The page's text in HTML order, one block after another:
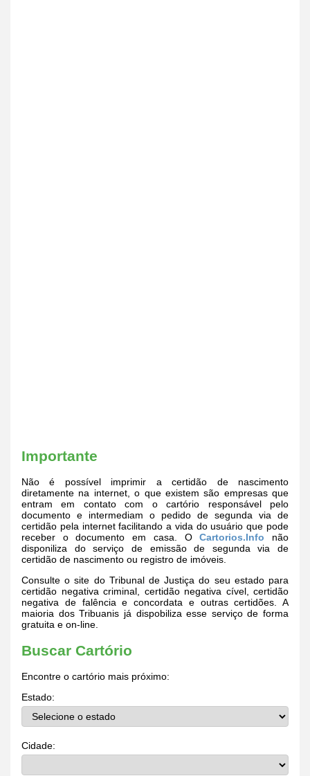
Importante
Não é possível imprimir a certidão de nascimento
diretamente na internet, o que existem são empresas que
entram em contato com o cartório responsável pelo
documento e intermediam o pedido de segunda via de
certidão pela internet facilitando a vida do usuário que pode
receber o documento em casa. OCartorios.Info não
disponiliza do serviço de emissão de segunda via de
certidão de nascimento ou registro de imóveis.
Consulte o site do Tribunal de Justiça do seu estado para
certidão negativa criminal, certidão negativa cível, certidão
negativa de falência e concordata e outras certidões. A
maioria dos Tribuanis já dispobiliza esse serviço de forma
gratuita e on-line.
Buscar Cartório
Encontre o cartório mais próximo:
Estado:
Cidade: